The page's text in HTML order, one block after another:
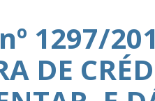
Mamanguape
1297/
DE